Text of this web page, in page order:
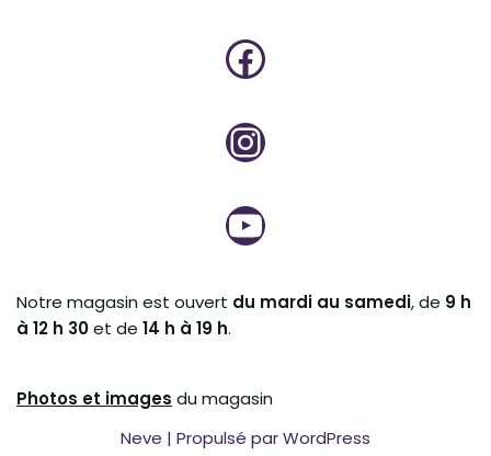
Notre magasin est ouvert du mardi au samedi, de 9 h
à 12 h 30et de 14 h à 19 h.
Photos et images du magasin
Neve | Propulsé parWordPress